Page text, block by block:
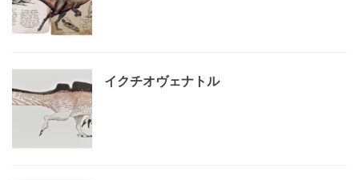
イクチオヴェナトル